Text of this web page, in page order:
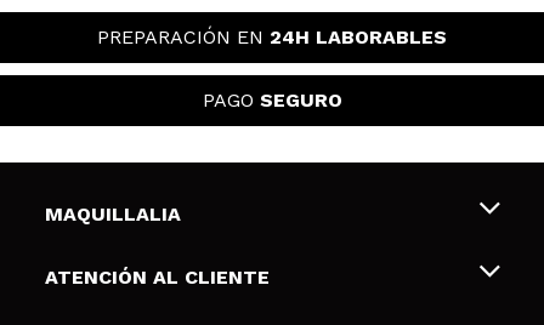
PREPARACIÓN EN 24H LABORABLES
PAGO SEGURO
MAQUILLALIA
Sobre nosotros
ATENCIÓN AL CLIENTE